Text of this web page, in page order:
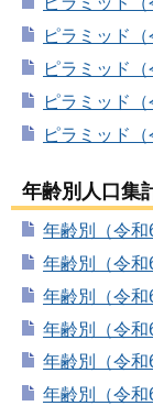
ピラミッド
ピラミッド
ピラミッド
ピラミッド
年齢別人口集
年齢別（令和
年齢別（令和
年齢別（令和
年齢別（令和
年齢別（令和
年齢別（令和